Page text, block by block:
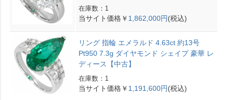
在庫数：1
当サイト価格￥ 1,862,000円(税込)
リング 指輪 エメラルド 4.63ct 約13号
Pt950 7.3g ダイヤモンド シェイプ 豪華 レ
ディース【中古】
在庫数：1
当サイト価格￥ 1,191,600円(税込)